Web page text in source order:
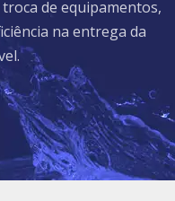
de equipamentos,
na entrega da